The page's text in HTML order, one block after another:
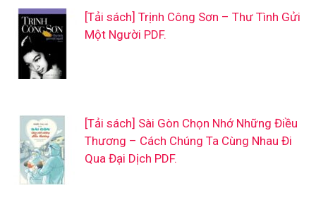
[Tải sách] Trịnh Công Sơn – Thư Tình Gửi
Một Người PDF.
[Tải sách] Sài Gòn Chọn Nhớ Những Điều
Thương – Cách Chúng Ta Cùng Nhau Đi
Qua Đại Dịch PDF.